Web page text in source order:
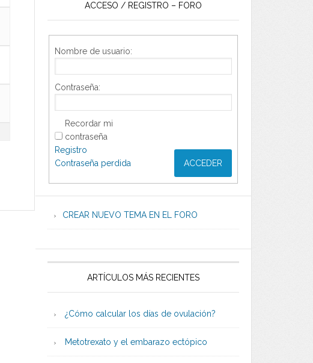
ACCESO / REGISTRO – FORO
Nombre de usuario:
Contraseña:
Recordar mi
contraseña
ACCEDER
Registro
Contraseña perdida
CREAR NUEVO TEMA EN EL FORO
ARTÍCULOS MÁS RECIENTES
¿Cómo calcular los días de ovulación?
Metotrexato y el embarazo ectópico